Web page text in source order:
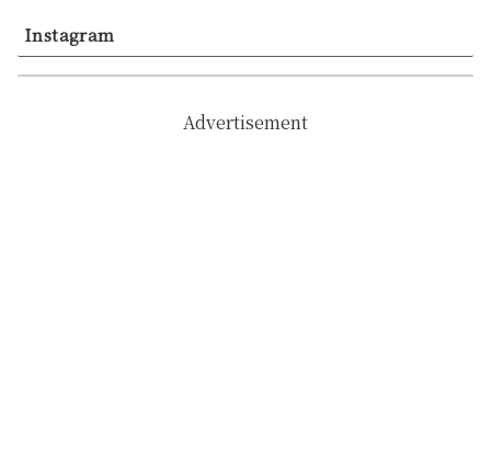
Instagram
Advertisement